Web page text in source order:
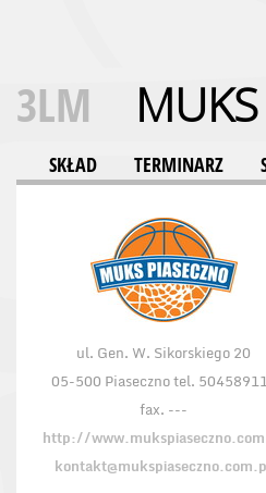
3LM
SKŁAD TERMINARZ
ul. Gen. W. Sikorskiego 20
05-500 Piaseczno tel.
fax. ---
http://